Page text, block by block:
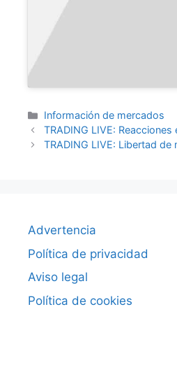
Categorías
Información de mercados
TRADING LIVE:
TRADING LIVE: Libertad
Advertencia
Política de privacidad
Aviso legal
Política de cookies